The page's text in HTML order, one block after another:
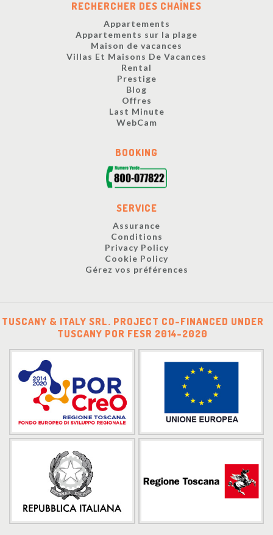
RECHERCHER DES CHAÎNES
Appartements
Appartements sur la plage
Maison de vacances
Villas Et Maisons De Vacances
Rental
Prestige
Blog
Offres
Last Minute
WebCam
BOOKING
SERVICE
Assurance
Conditions
Privacy Policy
Cookie Policy
Gérez vos préférences
TUSCANY & ITALY SRL. PROJECT CO-FINANCED UNDER
TUSCANY POR FESR 2014-2020